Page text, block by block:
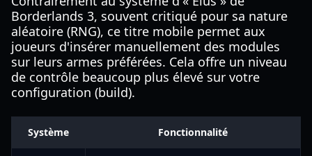
Borderlands 3, souvent critiqué pour sa nature
aléatoire (RNG), ce titre mobile permet aux
joueurs d'insérer manuellement des modules
sur leurs armes préférées. Cela offre un niveau
de contrôle beaucoup plus élevé sur votre
configuration (build).
Système Fonctionnalité